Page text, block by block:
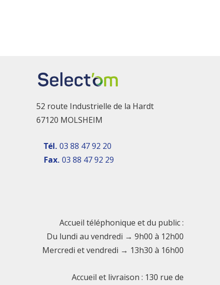
52 route Industrielle de la Hardt
67120 MOLSHEIM
Tél. 03 88 47 92 20
Fax. 03 88 47 92 29
Accueil téléphonique et du public :
Du lundi au vendredi → 9h00 à 12h00
Mercredi et vendredi → 13h30 à 16h00
Accueil et livraison : 130 rue de